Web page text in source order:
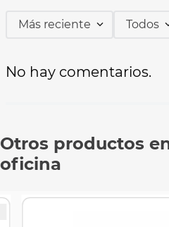
Más reciente Todos
No hay comentarios.
Otros productos
oficina